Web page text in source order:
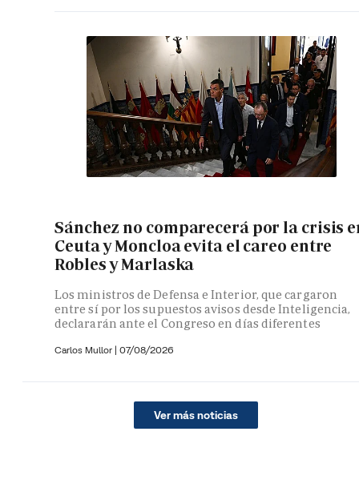
Sánchez no comparecerá por la crisis
Ceuta y Moncloa evita el careo entre
Robles y Marlaska
Los ministros de Defensa e Interior, que cargaron
entre sí por los supuestos avisos desde Inteligencia,
declararán ante el Congreso en días diferentes
Carlos Mullor | 07/08/2026
Ver más noticias